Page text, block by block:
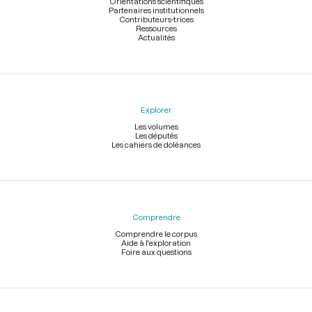
Partenaires institutionnels
Contributeurs-trices
Ressources
Actualités
Explorer
Les volumes
Les députés
Les cahiers de doléances
Comprendre
Comprendre le corpus
Aide à l'exploration
Foire aux questions